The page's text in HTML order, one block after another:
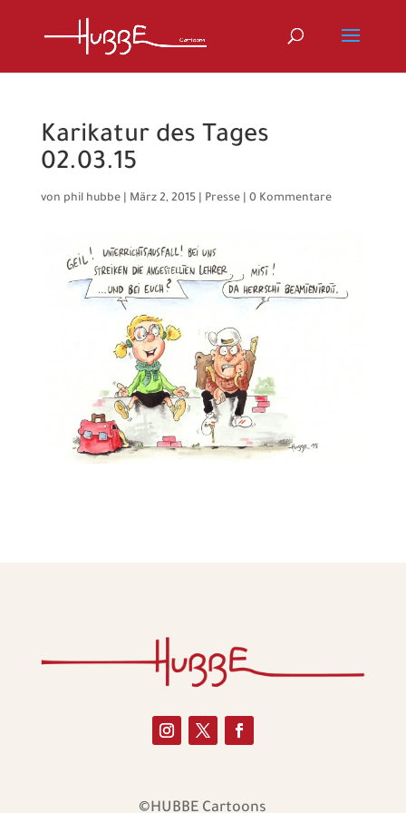
Karikatur des Tages
02.03.15
von phil hubbe| März 2, 2015| Presse| 0 Kommentare
©HUBBE Cartoons